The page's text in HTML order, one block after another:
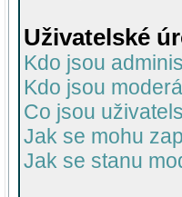
Uživatelské
Kdo jsou
Kdo jsou
Co jsou
Jak se mohu
Jak se stanu